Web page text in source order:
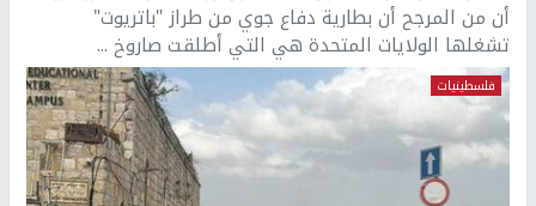
أن من المرجح أن بطارية دفاع جوي من طراز "باتريوت"
تشغلها الولايات المتحدة هي التي أطلقت صاروخ ...
فلسطينيات